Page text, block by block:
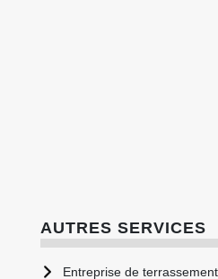
AUTRES SERVICES
Entreprise de